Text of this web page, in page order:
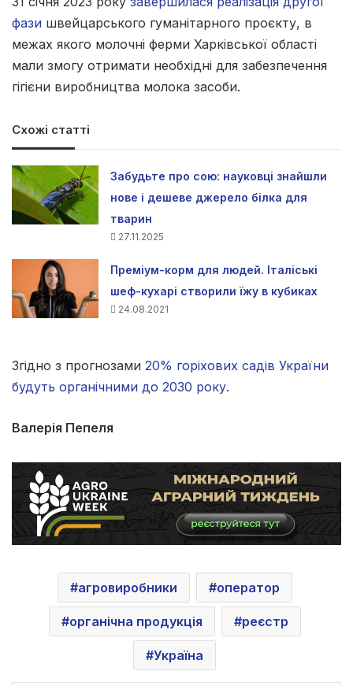
фази швейцарського гуманітарного проєкту, в
межах якого молочні ферми Харківської області
мали змогу отримати необхідні для забезпечення
гігієни виробництва молока засоби.
Схожі статті
Забудьте про сою: науковці знайшли
нове і дешеве джерело білка для
тварин
27.11.2025
Преміум-корм для людей. Італіські
шеф-кухарі створили їжу в кубиках
24.08.2021
Згідно з прогнозами 20% горіхових садів України
будуть органічними до 2030 року.
Валерія Пепеля
агровиробники оператор
органічна продукція реєстр
Україна